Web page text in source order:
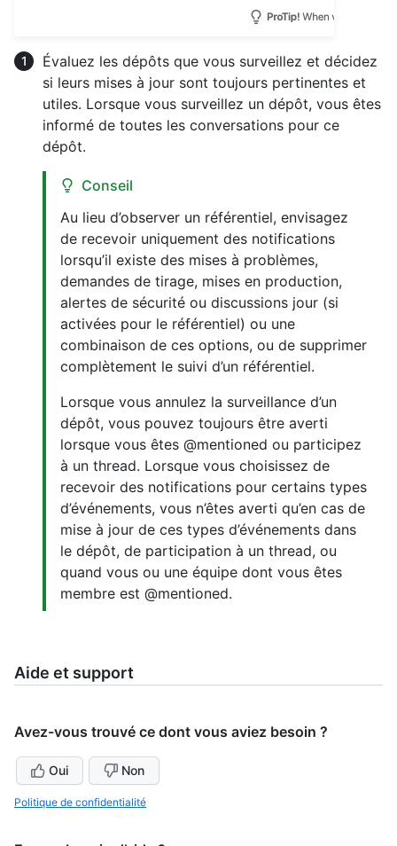
Évaluez les dépôts que vous surveillez et décidez
si leurs mises à jour sont toujours pertinentes et
utiles. Lorsque vous surveillez un dépôt, vous êtes
informé de toutes les conversations pour ce
dépôt.
Conseil
Au lieu d’observer un référentiel, envisagez
de recevoir uniquement des notifications
lorsqu’il existe des mises à problèmes,
demandes de tirage, mises en production,
alertes de sécurité ou discussions jour (si
activées pour le référentiel) ou une
combinaison de ces options, ou de supprimer
complètement le suivi d’un référentiel.
Lorsque vous annulez la surveillance d’un
dépôt, vous pouvez toujours être averti
lorsque vous êtes @mentioned ou participez
à un thread. Lorsque vous choisissez de
recevoir des notifications pour certains types
d’événements, vous n’êtes averti qu’en cas de
mise à jour de ces types d’événements dans
le dépôt, de participation à un thread, ou
quand vous ou une équipe dont vous êtes
membre est @mentioned.
Aide et support
Avez-vous trouvé ce dont vous aviez besoin ?
Oui Non
Politique de confidentialité